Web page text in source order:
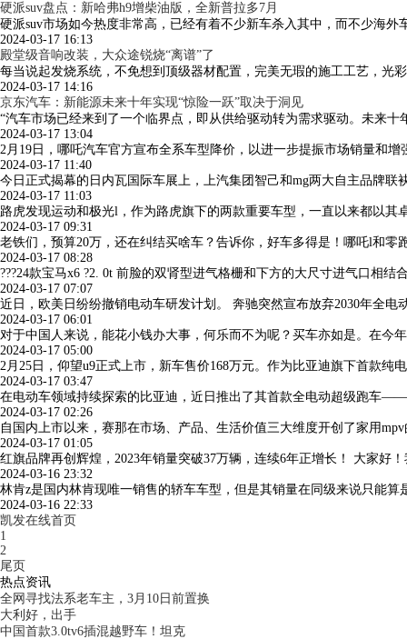
硬派suv盘点：新哈弗h9增柴油版，全新普拉多7月
硬派suv市场如今热度非常高，已经有着不少新车杀入其中，而不少海
2024-03-17 16:13
殿堂级音响改装，大众途锐烧“离谱”了
每当说起发烧系统，不免想到顶级器材配置，完美无瑕的施工工艺，光
2024-03-17 14:16
京东汽车：新能源未来十年实现“惊险一跃”取决于洞见
“汽车市场已经来到了一个临界点，即从供给驱动转为需求驱动。未来
2024-03-17 13:04
2月19日，哪吒汽车官方宣布全系车型降价，以进一步提振市场销量和
2024-03-17 11:40
今日正式揭幕的日内瓦国际车展上，上汽集团智己和mg两大自主品牌联
2024-03-17 11:03
路虎发现运动和极光l，作为路虎旗下的两款重要车型，一直以来都以
2024-03-17 09:31
老铁们，预算20万，还在纠结买啥车？告诉你，好车多得是！哪吒l和
2024-03-17 08:28
???24款宝马x6 ?2. 0t 前脸的双肾型进气格栅和下方的大尺寸进气口相
2024-03-17 07:07
近日，欧美日纷纷撤销电动车研发计划。 奔驰突然宣布放弃2030年全
2024-03-17 06:01
对于中国人来说，能花小钱办大事，何乐而不为呢？买车亦如是。在今
2024-03-17 05:00
2月25日，仰望u9正式上市，新车售价168万元。作为比亚迪旗下首款
2024-03-17 03:47
在电动车领域持续探索的比亚迪，近日推出了其首款全电动超级跑车
2024-03-17 02:26
自国内上市以来，赛那在市场、产品、生活价值三大维度开创了家用
2024-03-17 01:05
红旗品牌再创辉煌，2023年销量突破37万辆，连续6年正增长！ 大家好
2024-03-16 23:32
林肯z是国内林肯现唯一销售的轿车车型，但是其销量在同级来说只能
2024-03-16 22:33
凯发在线首页
1
2
尾页
热点资讯
全网寻找法系老车主，3月10日前置换
大利好，出手
中国首款3.0tv6插混越野车！坦克